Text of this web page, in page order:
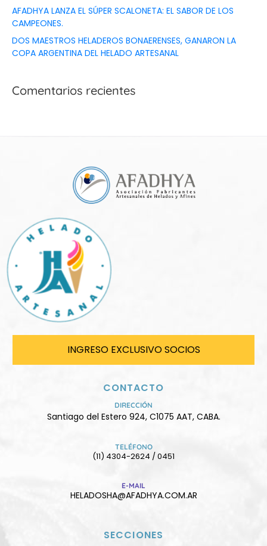
AFADHYA LANZA EL SÚPER SCALONETA: EL SABOR DE LOS
CAMPEONES.
DOS MAESTROS HELADEROS BONAERENSES, GANARON LA
COPA ARGENTINA DEL HELADO ARTESANAL
Comentarios recientes
INGRESO EXCLUSIVO SOCIOS
CONTACTO
DIRECCIÓN
Santiago del Estero 924, C1075 AAT, CABA.
TELÉFONO
(11) 4304-2624 / 0451
E-MAIL
HELADOSHA@AFADHYA.COM.AR
SECCIONES